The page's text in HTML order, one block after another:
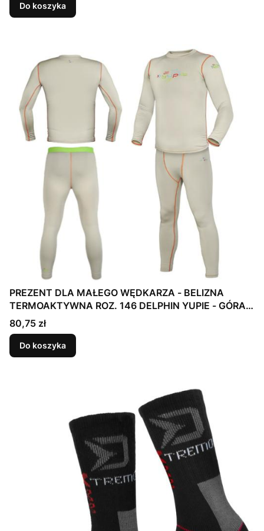
Do koszyka
PREZENT DLA MAŁEGO WĘDKARZA - BELIZNA
TERMOAKTYWNA ROZ. 146 DELPHIN YUPIE - GÓRA +
DÓŁ
Cena
80,75 zł
Do koszyka